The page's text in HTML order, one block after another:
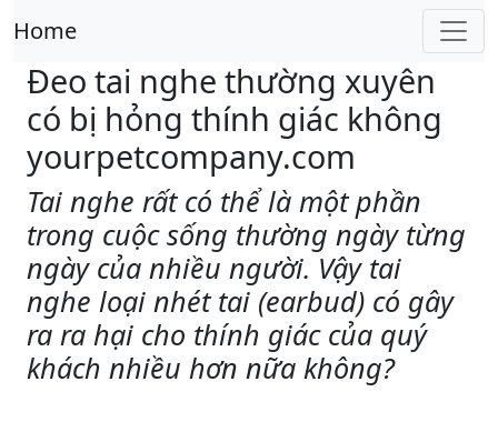
Home
Đeo tai nghe thường xuyên
có bị hỏng thính giác không
yourpetcompany.com
Tai nghe rất có thể là một phần
trong cuộc sống thường ngày từng
ngày của nhiều người. Vậy tai
nghe loại nhét tai (earbud) có gây
ra ra hại cho thính giác của quý
khách nhiều hơn nữa không?